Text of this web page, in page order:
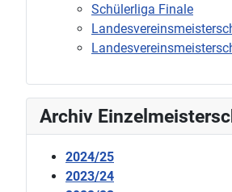
Schülerliga Finale
Archiv
2024/25
2023/24